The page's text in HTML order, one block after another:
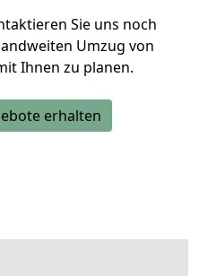
Sie uns noch
Umzug von
Ihnen zu planen.
erhalten